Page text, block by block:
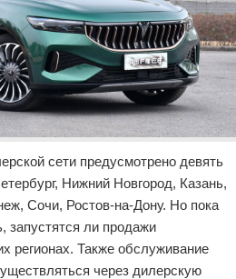
сети предусмотрено девять
Нижний Новгород, Казань,
Сочи, Ростов-на-Дону. Но пока
запустятся ли продажи
регионах. Также обслуживание
через дилерскую